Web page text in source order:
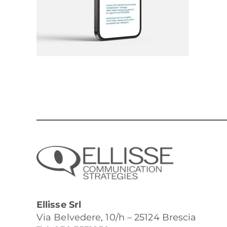
Ellisse Srl
Via Belvedere, 10/h – 25124 Brescia